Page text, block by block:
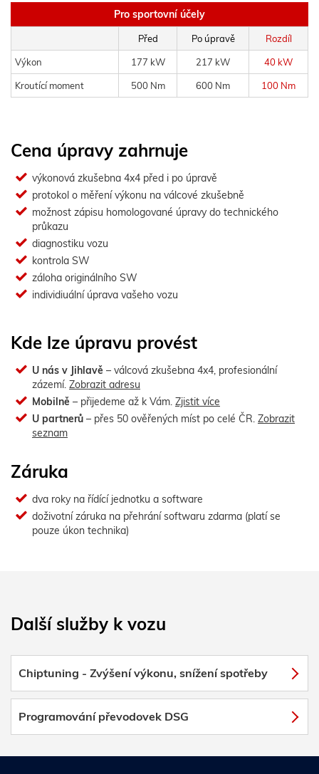
Pro sportovní účely
Před Po úpravě Rozdíl
Výkon 177 kW 217 kW 40 kW
Kroutící moment 500 Nm 600 Nm 100 Nm
Cena úpravy zahrnuje
výkonová zkušebna 4x4 před i po úpravě
protokol o měření výkonu na válcové zkušebně
možnost zápisu homologované úpravy do technického
průkazu
diagnostiku vozu
kontrola SW
záloha originálního SW
individiuální úprava vašeho vozu
Kde lze úpravu provést
U nás v Jihlavě – válcová zkušebna 4x4, profesionální
zázemí. Zobrazit adresu
Mobilně – přijedeme až k Vám. Zjistit více
U partnerů – přes 50 ověřených míst po celé ČR. Zobrazit
seznam
Záruka
dva roky na řídící jednotku a software
doživotní záruka na přehrání softwaru zdarma (platí se
pouze úkon technika)
Další služby k vozu
Chiptuning - Zvýšení výkonu, snížení spotřeby
Programování převodovek DSG